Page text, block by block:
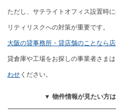
ただし、サテライトオフィス設置時
リティリスクへの対策が重要です。
大阪の貸事務所・貸店舗のことなら
貸倉庫や工場をお探しの事業者さま
わせ ください。
▼ 物件情報が見たい方